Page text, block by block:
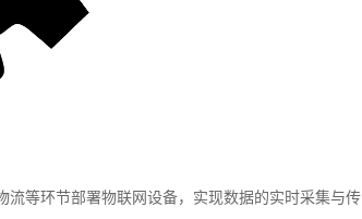
等环节部署物联网设备，实现数据的实时采集与传